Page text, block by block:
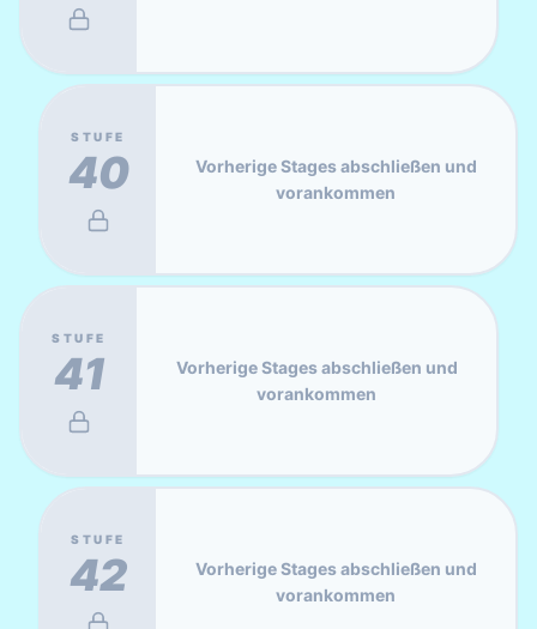
STUFE
40
Vorherige Stages abschließen und
vorankommen
STUFE
41
Vorherige Stages abschließen und
vorankommen
STUFE
42
Vorherige Stages abschließen und
vorankommen